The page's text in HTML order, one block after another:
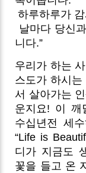
하루하루가
날마다 당신
니다.”
우리가 하는
스도가 하시는
서 살아가는
운지요! 이 깨
수십년전 세
“Life is
디가 지금도
꽃을 들고 온